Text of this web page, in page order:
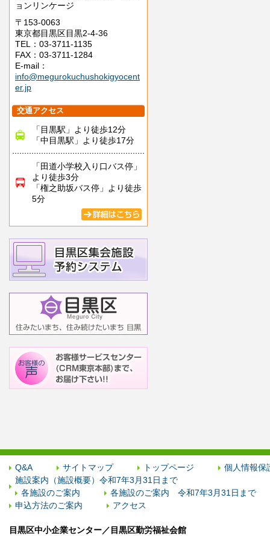
ョンリンケージ
〒153-0063
東京都目黒区目黒2-4-36
TEL：03-3711-1135
FAX：03-3711-1284
E-mail：
info@megurokuchushokigyocent
er.jp
交通アクセス
「目黒駅」より徒歩12分
「中目黒駅」より徒歩17分
「田道小学校入り口バス停」
より徒歩3分
「権之助坂バス停」より徒歩
5分
Q&A サイトマップ トップページ
個人情報保
施設案内（施設概要）令和7年3月31日まで
各施設のご案内
各施設のご案内 令和7年3月31日まで
申込方法のご案内
アクセス
目黒区中小企業センター／目黒区勤労福祉会館